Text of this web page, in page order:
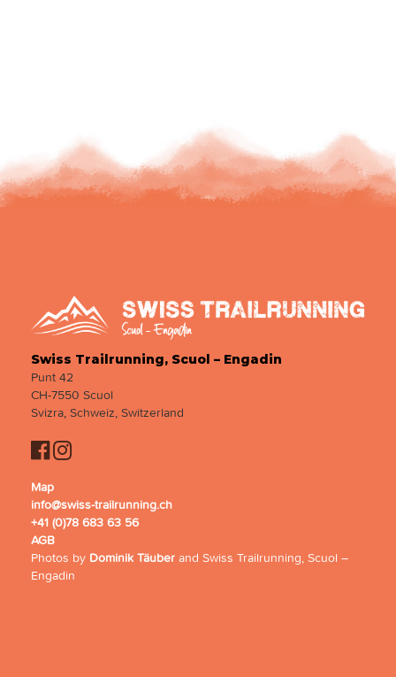
Swiss Trailrunning, Scuol – Engadin
Punt 42
CH-7550 Scuol
Svizra, Schweiz, Switzerland
Map
info@swiss-trailrunning.ch
+41 (0)78 683 63 56
AGB
Photos by Dominik Täuber and Swiss Trailrunning, Scuol –
Engadin